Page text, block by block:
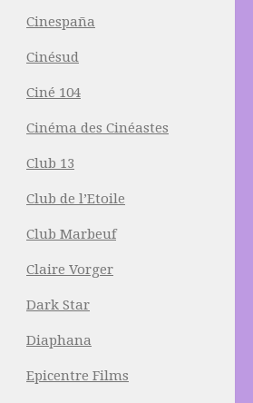
Cinespaña
Cinésud
Ciné 104
Cinéma des Cinéastes
Club 13
Club de l’Etoile
Club Marbeuf
Claire Vorger
Dark Star
Diaphana
Epicentre Films